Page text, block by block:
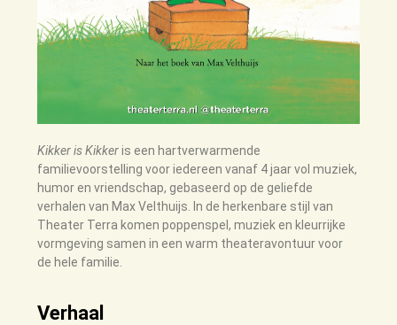
Kikker is Kikkeris een hartverwarmende
familievoorstelling voor iedereen vanaf 4 jaar vol muziek,
humor en vriendschap, gebaseerd op de geliefde
verhalen van Max Velthuijs. In de herkenbare stijl van
Theater Terra komen poppenspel, muziek en kleurrijke
vormgeving samen in een warm theateravontuur voor
de hele familie.
Verhaal